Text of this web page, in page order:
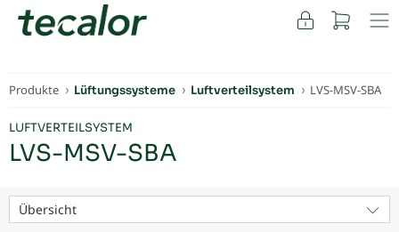
FACHKUNDEN
Produkte Lüftungssysteme Luftverteilsystem LVS-MSV-SBA
LUFTVERTEILSYSTEM
LVS-MSV-SBA
Übersicht